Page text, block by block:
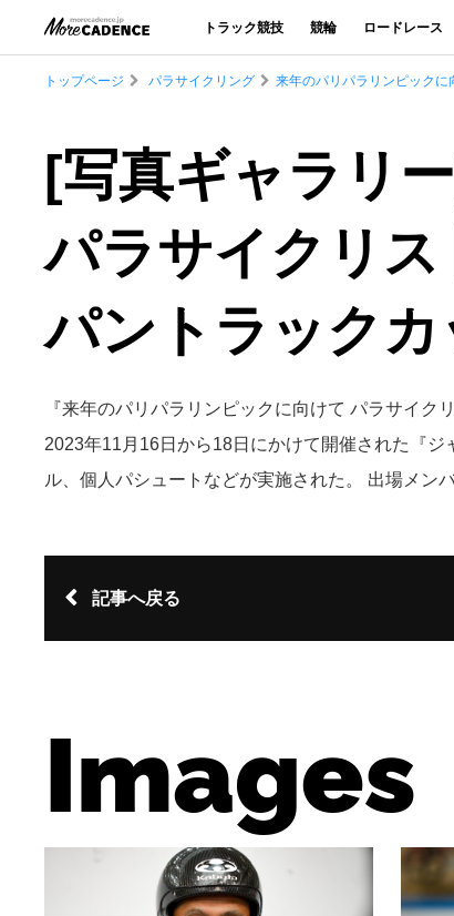
トラック競技 競輪 ロードレース
トップページ パラサイクリング 来年のパリパラリンピック
[写真ギャラリ
パラサイクリ
パントラック
『来年のパリパラリンピックに向けて パラサイ
2023年11月16日から18日にかけて開催された『
ル、個人パシュートなどが実施された。 出場メン
記事へ戻る
Images